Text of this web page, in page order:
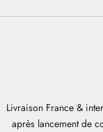
Livraison France &
après lancement de